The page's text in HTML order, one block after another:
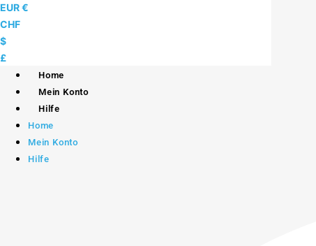
Skip
to
content
EUR €
CHF
$
£
Home
Mein Konto
Hilfe
Home
Mein Konto
Hilfe